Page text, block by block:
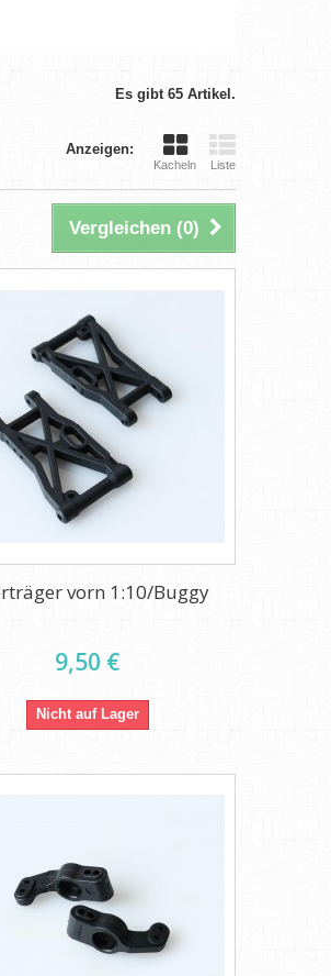
Es gibt 65 Artikel.
Anzeigen:
Kacheln Liste
Vergleichen (0)
vorn 1:10/Buggy
9,50 €
Nicht auf Lager